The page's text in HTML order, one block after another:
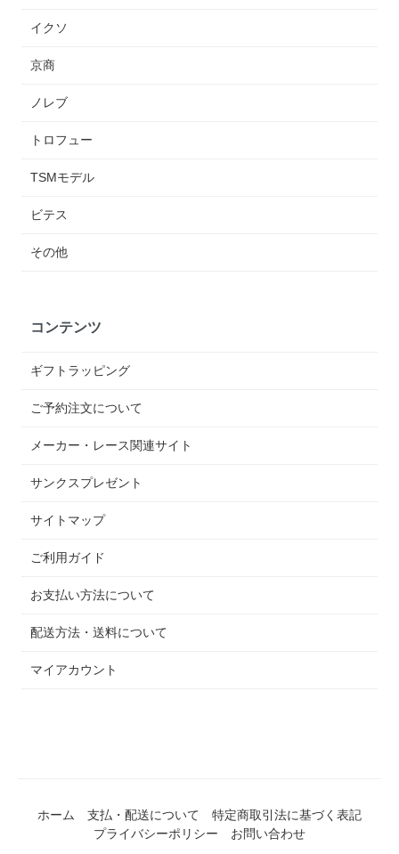
イクソ
京商
ノレブ
トロフュー
TSMモデル
ビテス
その他
コンテンツ
ギフトラッピング
ご予約注文について
メーカー・レース関連サイト
サンクスプレゼント
サイトマップ
ご利用ガイド
お支払い方法について
配送方法・送料について
マイアカウント
ホーム 支払・配送について
特定商取引法に基づく表記
プライバシーポリシー
お問い合わせ